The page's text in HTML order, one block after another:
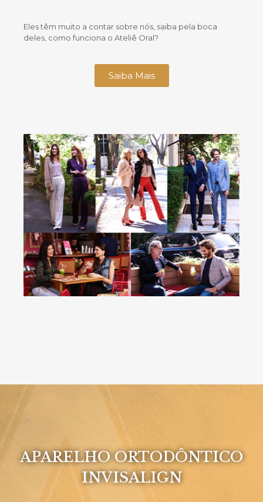
Eles têm muito a contar sobre nós, saiba pela boca
deles, como funciona o Ateliê Oral?
Saiba Mais
APARELHO ORTODÔNTICO
INVISALIGN